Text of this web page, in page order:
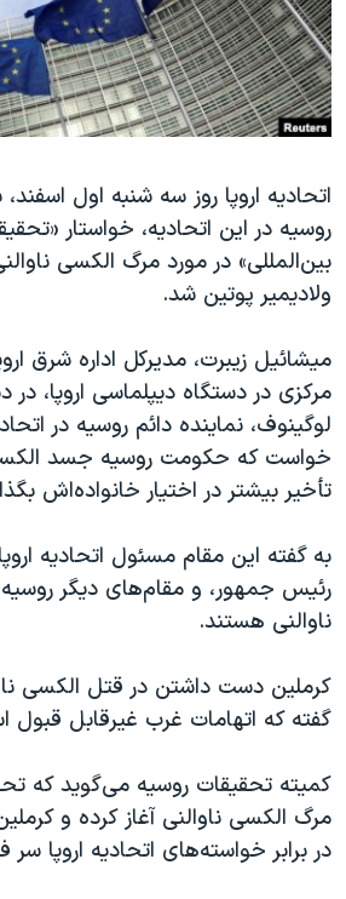
فرهنگ و زندگی
حقوق شهروندی
اقتصادی
اسرائیل در جنگ
گالری عکس
آرشیو پخش زنده
مستندها
انتخابات ریاست جمهوری آمریکا ۲۰۲۴
حمله جمهوری اسلامی به اسرائیل
ورزش زنان در ایران
اعتراضات زن، زندگی، آزادی
مجموعه مستندهای دادخواهی
دادگاه حمید نوری
چهل سال گروگان‌گیری
قانون شفافیت دارائی کادر رهبری ایران
اعتراضات مردمی آبان ۹۸
اسرائیل در جنگ
نرگس محمدی برنده جایزه نوبل صلح
همایش محافظه‌کاران آمریکا «سی‌پک»
صفحه‌های ویژه
سفر پرزیدنت ترامپ به چین
دنبال کنید
زبانهای مختلف
اتحادیه اروپا روز سه شنبه اول اسفند،
روسیه در این اتحادیه، خواستار
بین‌المللی» در مورد مرگ الکسی
ولادیمیر پوتین شد.
میشائیل زیبرت، مدیرکل اداره شرق
مرکزی در دستگاه دیپلماسی اروپا، در
لوگینوف، نماینده دائم روسیه در
خواست که حکومت روسیه جسد الکسی
تأخیر بیشتر در اختیار خانواده‌اش
به گفته این مقام مسئول اتحادیه
رئیس جمهور، و مقام‌های دیگر
ناوالنی هستند.
کرملین دست داشتن در قتل الکسی
گفته که اتهامات غرب غیرقابل قبول
کمیته تحقیقات روسیه می‌گوید که
مرگ الکسی ناوالنی آغاز کرده و
در برابر خواسته‌های اتحادیه اروپا سر